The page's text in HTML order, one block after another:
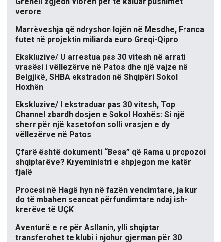
verore
Marrëveshja që ndryshon lojën në Mesdhe, Franca
futet në projektin miliarda euro Greqi-Qipro
Ekskluzive/ U arrestua pas 30 vitesh në arrati
vrasësi i vëllezërve në Patos dhe një vajze në
Belgjikë, SHBA ekstradon në Shqipëri Sokol
Hoxhën
Ekskluzive/ I ekstraduar pas 30 vitesh, Top
Channel zbardh dosjen e Sokol Hoxhës: Si një
sherr për një kasetofon solli vrasjen e dy
vëllezërve në Patos
Çfarë është dokumenti “Besa” që Rama u propozoi
shqiptarëve? Kryeministri e shpjegon me katër
fjalë
Procesi në Hagë hyn në fazën vendimtare, ja kur
do të mbahen seancat përfundimtare ndaj ish-
krerëve të UÇK
Aventurë e re për Asllanin, ylli shqiptar
transferohet te klubi i njohur gjerman për 30